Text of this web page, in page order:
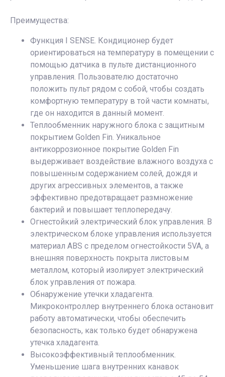
Преимущества:
Функция I SENSE. Кондиционер будет
ориентироваться на температуру в помещении с
помощью датчика в пульте дистанционного
управления. Пользователю достаточно
положить пульт рядом с собой, чтобы создать
комфортную температуру в той части комнаты,
где он находится в данный момент.
Теплообменник наружного блока с защитным
покрытием Golden Fin. Уникальное
антикоррозионное покрытие Golden Fin
выдерживает воздействие влажного воздуха с
повышенным содержанием солей, дождя и
других агрессивных элементов, а также
эффективно предотвращает размножение
бактерий и повышает теплопередачу.
Огнестойкий электрический блок управления. В
электрическом блоке управления используется
материал ABS с пределом огнестойкости 5VA, а
внешняя поверхность покрыта листовым
металлом, который изолирует электрический
блок управления от пожара.
Обнаружение утечки хладагента.
Микроконтроллер внутреннего блока остановит
работу автоматически, чтобы обеспечить
безопасность, как только будет обнаружена
утечка хладагента.
Высокоэффективный теплообменник.
Уменьшение шага внутренних канавок